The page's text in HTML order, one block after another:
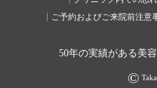
ご予約およびご来院前注意
50年の実績がある美
©